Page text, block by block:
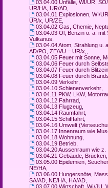
03.04.00 Unfälle, WI/UR,
UR/HA, UR/AD
03.04.01 Explosionen, WI/
UR/x, UR/ZE
03.04.02 Gas, Chemie,
03.04.03 Öl, Benzin o. ä. mit
Vulkanus
03.04.04 Atom, Strahlung u.
AD/PO, ZE/VU = UR/x,
03.04.05 Feuer mit Sonne,
03.04.06 Feuer durch
03.04.07 Feuer durch
03.04.08 Feuer durch
03.04.09 Verkehr,
03.04.10 Schienenverkehr,
03.04.11 PKW, LKW,
03.04.12 Fahrrad,
03.04.13 Flugzeug,
03.04.14 Raumfahrt,
03.04.15 Schifffahrt,
03.04.16 Umwelt
03.04.17 Innenraum wie
03.04.18 Wohnung,
03.04.19 Betrieb,
03.04.20 Aussenraum wie z.
03.04.21 Gebäude,
03.05.00 Epidemien,
NE/HA
03.06.00 Hungersnöte,
SA/AD, NE/HA, HA/AD
03.07.00 Wirtschaft, WI/JU,